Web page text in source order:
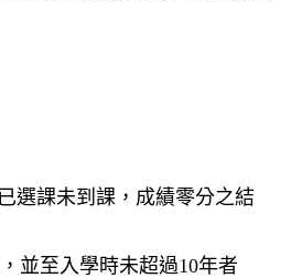
選課未到課，成績零分之結
並至入學時未超過10年者